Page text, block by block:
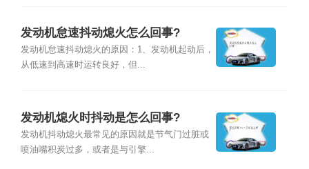
发动机怠速抖动熄火怎么回事?
发动机怠速抖动熄火的原因：1、发动机起动后，
从低速到高速时运转良好，但...
发动机熄火时抖动是怎么回事?
发动机抖动熄火最常见的原因就是节气门过脏或
喷油嘴积炭过多，或者是与引擎...